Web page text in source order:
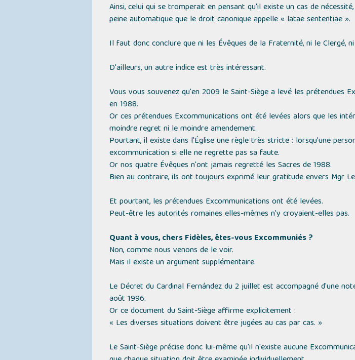
Ainsi, celui qui se tromperait en pensant qu'il existe un cas de
peine automatique que le droit canonique appelle « latae sententiae ».
Il faut donc conclure que ni les Évêques de la Fraternité, ni le Clergé,
D'ailleurs, un autre indice est très intéressant.
Vous vous souvenez qu'en 2009 le Saint-Siège a levé les prétendues
en 1988.
Or ces prétendues Excommunications ont été levées alors que les
moindre regret ni le moindre amendement.
Pourtant, il existe dans l'Église une règle très stricte : lorsqu'une
excommunication si elle ne regrette pas sa faute.
Or nos quatre Évêques n'ont jamais regretté les Sacres de 1988.
Bien au contraire, ils ont toujours exprimé leur gratitude envers Mgr
Et pourtant, les prétendues Excommunications ont été levées.
Peut-être les autorités romaines elles-mêmes n'y croyaient-elles pas.
Quant à vous, chers Fidèles, êtes-vous Excommuniés ?
Non, comme nous venons de le voir.
Mais il existe un argument supplémentaire.
Le Décret du Cardinal Fernández du 2 juillet est accompagné d'une
août 1996.
Or ce document du Saint-Siège affirme explicitement :
« Les diverses situations doivent être jugées au cas par cas. »
Le Saint-Siège précise donc lui-même qu'il n'existe aucune